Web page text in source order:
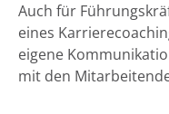
Auch für
eines
eigene
mit den